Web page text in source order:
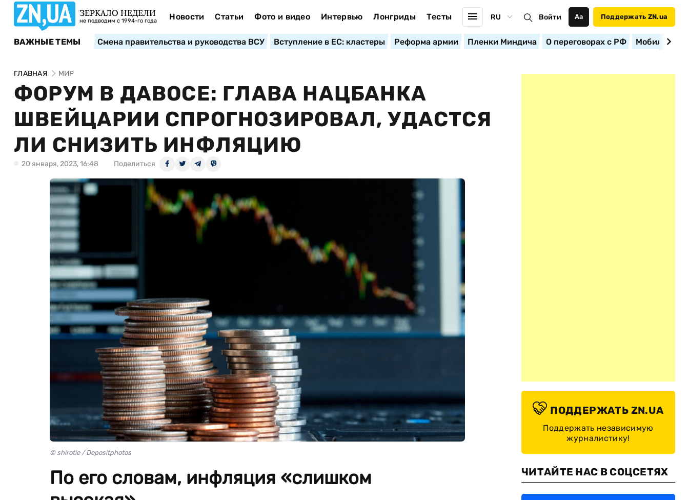
ЗЕРКАЛО НЕДЕЛИ
не подводим с 1994-го года Новости Статьи Фото и видео Интервью Лонгриды Тесты RU Войти Аа Поддержать ZN.ua
ВАЖНЫЕ ТЕМЫ Смена правительства и руководства ВСУ Вступление в ЕС: кластеры Реформа армии Пленки Миндича О переговорах с РФ
ГЛАВНАЯ МИР
ФОРУМ В ДАВОСЕ: ГЛАВА НАЦБАНКА
ШВЕЙЦАРИИ СПРОГНОЗИРОВАЛ, УДАСТСЯ
ЛИ СНИЗИТЬ ИНФЛЯЦИЮ
20 января, 2023, 16:48 Поделиться
© shirotie / Depositphotos
По его словам, инфляция «слишком
ПОДДЕРЖАТЬ ZN.UA
Поддержать независимую
журналистику!
ЧИТАЙТЕ НАС В СОЦСЕТЯХ